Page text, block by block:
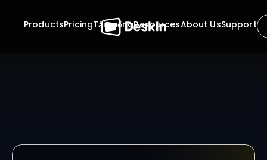
ProductsPricing Resources
Tải xuống About UsSupport
quả vào giữa ngày, quyền kiểm soát luôn chỉ cách một